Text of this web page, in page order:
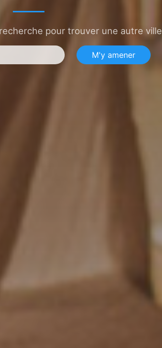
pour trouver une autre ville
M'y amener